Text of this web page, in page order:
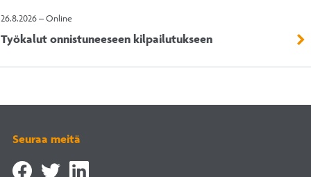
26.8.2026 – Online
Työkalut onnistuneeseen kilpailutukseen
Seuraa meitä